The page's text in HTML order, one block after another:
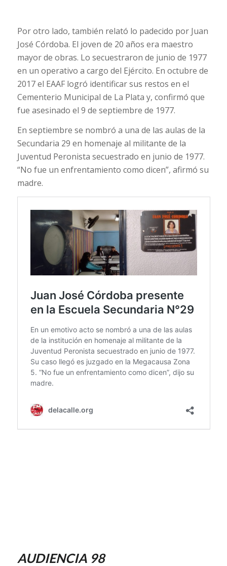
Por otro lado, también relató lo padecido por Juan
José Córdoba. El joven de 20 años era maestro
mayor de obras. Lo secuestraron de junio de 1977
en un operativo a cargo del Ejército. En octubre de
2017 el EAAF logró identificar sus restos en el
Cementerio Municipal de La Plata y, confirmó que
fue asesinado el 9 de septiembre de 1977.
En septiembre se nombró a una de las aulas de la
Secundaria 29 en homenaje al militante de la
Juventud Peronista secuestrado en junio de 1977.
“No fue un enfrentamiento como dicen”, afirmó su
madre.
AUDIENCIA 98